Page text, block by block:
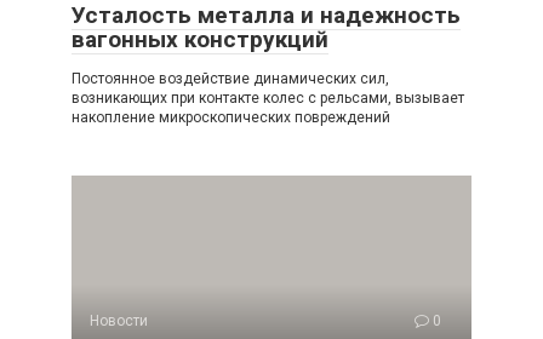
Усталость металла и надежность
вагонных конструкций
Постоянное воздействие динамических сил,
возникающих при контакте колес с рельсами, вызывает
накопление микроскопических повреждений
Новости 0